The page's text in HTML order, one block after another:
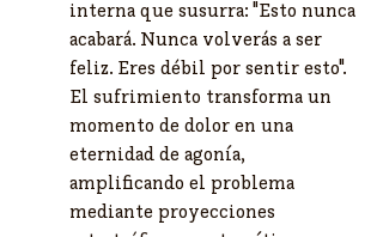
interna que susurra: "Esto nunca
acabará. Nunca volverás a ser
feliz. Eres débil por sentir esto".
El sufrimiento transforma un
momento de dolor en una
eternidad de agonía,
amplificando el problema
mediante proyecciones